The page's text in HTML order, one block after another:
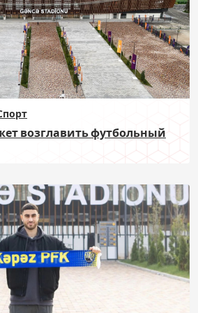
возглавить футбольный